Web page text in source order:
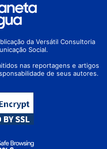
da Versátil Consultoria
Social.
nas reportagens e artigos
de seus autores.